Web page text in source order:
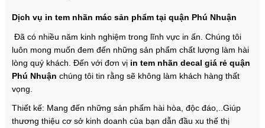
Dịch vụ in tem nhãn mác sản phẩm tại quận Phú Nhuận
Đã có nhiều năm kinh nghiệm trong lĩnh vực in ấn. Chúng tôi
luôn mong muốn đem đến những sản phẩm chất lượng làm hài
lòng quý khách. Đến với đơn vị in tem nhãn decal giá rẻ quận
Phú Nhuận chúng tôi tin rằng sẽ không làm khách hàng thất
vọng.
Thiết kế: Mang đến những sản phẩm hài hòa, độc đáo,..Giúp
thương thiệu cơ sở kinh doanh của bạn dẫn đầu xu thế thị